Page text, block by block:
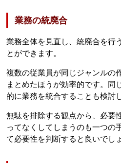
業務の統廃合
業務全体を見直し、統廃合を行
とができます。
複数の従業員が同じジャンルの
まとめたほうが効率的です。同
的に業務を統合することも検討
無駄を排除する観点から、必要
ってなくしてしまうのも一つの
て必要性を判断すると良いでし